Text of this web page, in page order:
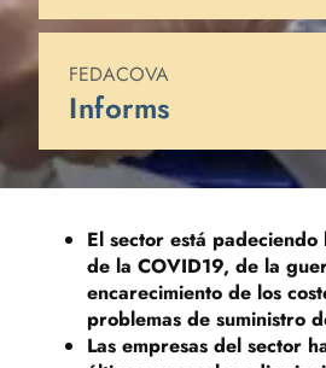
FEDACOVA
Informs
El sector está padeciendo
de la COVID19, de la
encarecimiento de los
problemas de suministro
Las empresas del sector